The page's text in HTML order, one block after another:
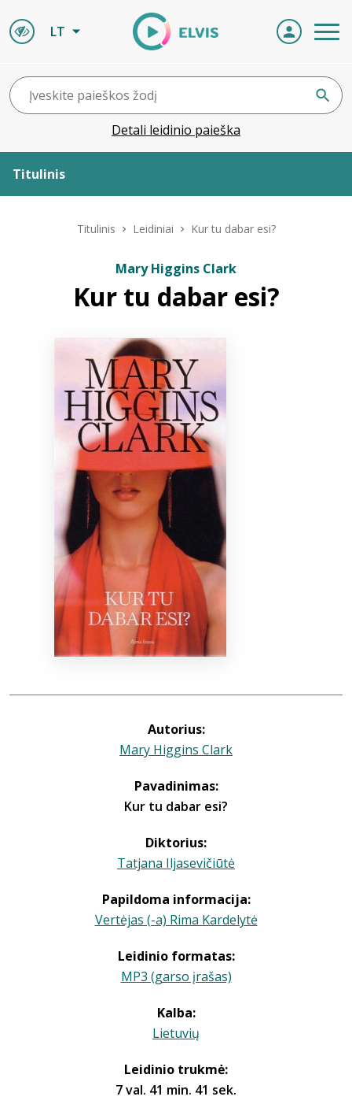
LT
Detali leidinio paieška
Titulinis
ELVIS atvyksta
Bibliotekoms
Titulinis Leidiniai Kur tu dabar esi?
Mary Higgins Clark
Kur tu dabar esi?
Autorius:
Mary Higgins Clark
Pavadinimas:
Kur tu dabar esi?
Diktorius:
Tatjana Iljasevičiūtė
Papildoma informacija:
Vertėjas (-a) Rima Kardelytė
Leidinio formatas:
MP3 (garso įrašas)
Kalba:
Lietuvių
Leidinio trukmė:
7 val. 41 min. 41 sek.